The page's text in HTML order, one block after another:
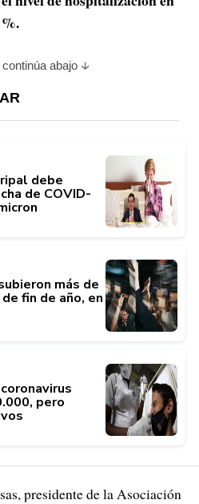
abajo
debe
de COVID-
más de
fin de año, en
pero
presidente de la Asociación